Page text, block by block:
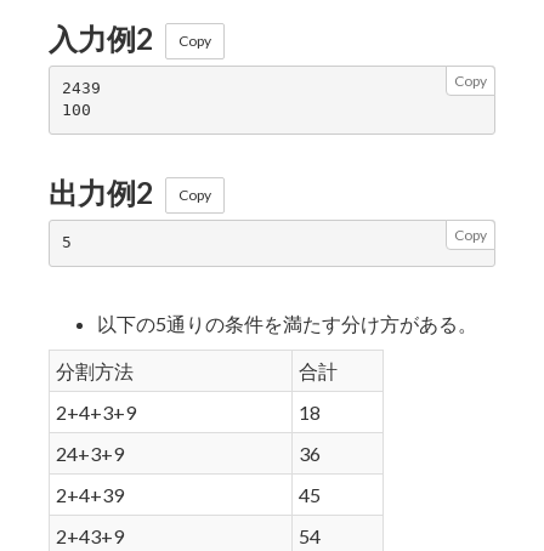
入力例2 Copy
Copy
2439
出力例2 Copy
Copy
以下の5通りの条件を満たす分け方がある。
分割方法
合計
2+4+3+9
18
24+3+9
36
2+4+39
45
2+43+9
54